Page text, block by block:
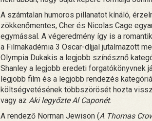
A számtalan humoros pillanatot kínáló,
zökkenőmentes, Cher és Nicolas Cage
egymással. A végeredmény így is a
a Filmakadémia 3 Oscar-díjjal jutalmazott
Olympia Dukakis a legjobb színésznő
Shanley a legjobb eredeti forgatókönyvnek
legjobb film és a legjobb rendezés
költségvetésének többszörösét hozta
vagy az Aki legyőzte Al Caponét.
A rendező Norman Jewison (A Thomas